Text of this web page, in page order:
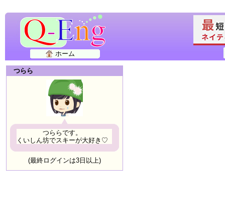
ホーム
つらら
つららです。
くいしん坊でスキーが大好き♡
(最終ログインは3日以上)